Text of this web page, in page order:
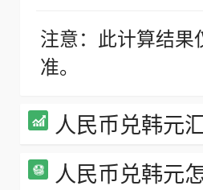
注意：此计算结
准。
人民币兑韩元
人民币兑韩元